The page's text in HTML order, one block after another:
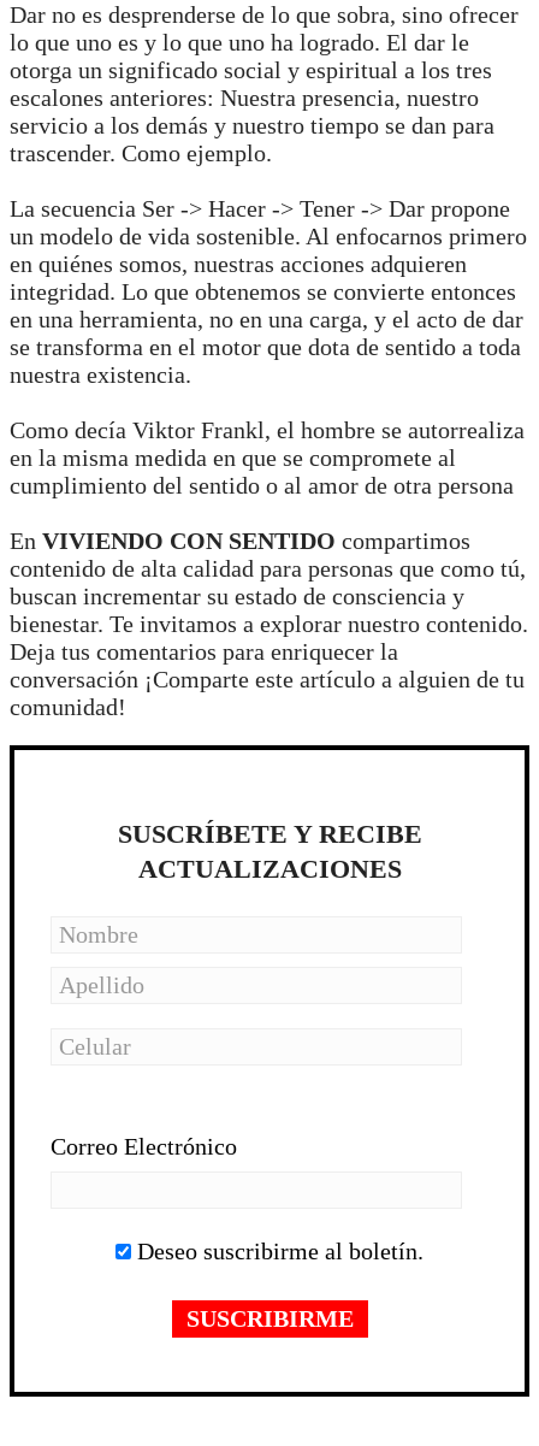
Dar no es desprenderse de lo que sobra, sino ofrecer
lo que uno es y lo que uno ha logrado. El dar le
otorga un significado social y espiritual a los tres
escalones anteriores: Nuestra presencia, nuestro
servicio a los demás y nuestro tiempo se dan para
trascender. Como ejemplo.
La secuencia Ser -> Hacer -> Tener -> Dar propone
un modelo de vida sostenible. Al enfocarnos primero
en quiénes somos, nuestras acciones adquieren
integridad. Lo que obtenemos se convierte entonces
en una herramienta, no en una carga, y el acto de dar
se transforma en el motor que dota de sentido a toda
nuestra existencia.
Como decía Viktor Frankl, el hombre se autorrealiza
en la misma medida en que se compromete al
cumplimiento del sentido o al amor de otra persona
En VIVIENDO CON SENTIDO compartimos
contenido de alta calidad para personas que como tú,
buscan incrementar su estado de consciencia y
bienestar. Te invitamos a explorar nuestro contenido.
Deja tus comentarios para enriquecer la
conversación ¡Comparte este artículo a alguien de tu
comunidad!
SUSCRÍBETE Y RECIBE
ACTUALIZACIONES
Correo Electrónico
Deseo suscribirme al boletín.
SUSCRIBIRME